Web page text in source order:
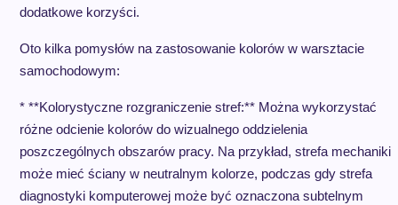
dodatkowe korzyści.
Oto kilka pomysłów na zastosowanie kolorów w warsztacie
samochodowym:
* **Kolorystyczne rozgraniczenie stref:** Można wykorzystać
różne odcienie kolorów do wizualnego oddzielenia
poszczególnych obszarów pracy. Na przykład, strefa mechaniki
może mieć ściany w neutralnym kolorze, podczas gdy strefa
diagnostyki komputerowej może być oznaczona subtelnym